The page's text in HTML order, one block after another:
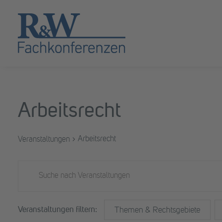
Arbeitsrecht
Veranstaltungen Arbeitsrecht
Veranstaltungen
Veranstaltungen
und
Suche
Filter
Das
Themen & Rechtsgebiete